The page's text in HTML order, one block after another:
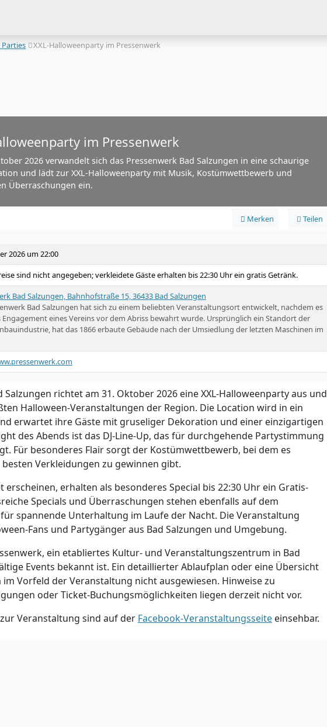
Parties XXL-Halloweenparty im Pressenwerk
im Pressenwerk
2026 verwandelt sich das Pressenwerk Bad Salzungen in eine schaurige
und lädt zur XXL-Halloweenparty mit Musik, Kostümwettbewerb und
Überraschungen ein.
Merken Teilen
2026 um 22:00
sind nicht angegeben; verkleidete Gäste erhalten bis 22:30 Uhr ein gratis Getränk.
Bad Salzungen, Bahnhofstraße 15, 36433 Bad Salzungen
Bad Salzungen hat sich zu einem beliebten Veranstaltungsort entwickelt, nachdem es
Engagement eines Vereins vor dem Abriss bewahrt wurde. Ursprünglich ein Standort der
hat das 1866 erbaute Gebäude nach der Umsiedlung der letzten Maschinen im
Salzungen richtet am 31. Oktober 2026 eine XXL-Halloweenparty aus und
Halloween-Veranstaltungen der Region. Die Location wird in ein
erwartet ihre Gäste mit gruseliger Dekoration und einer einzigartigen
des Abends ist das DJ-Line-Up, das für durchgehende Partystimmung
Für besonderes Flair sorgt der Kostümwettbewerb, bei dem es
Verkleidungen zu gewinnen gibt.
erscheinen, erhalten als besonderes Special bis 22:30 Uhr ein Gratis-
Specials und Überraschungen stehen ebenfalls auf dem
spannende Unterhaltung im Laufe der Nacht. Die Veranstaltung
Fans und Partygänger aus Bad Salzungen und Umgebung.
ein etabliertes Kultur- und Veranstaltungszentrum in Bad
Events bekannt ist. Ein detaillierter Ablaufplan oder eine Übersicht
im Vorfeld der Veranstaltung nicht ausgewiesen. Hinweise zu
oder Ticket-Buchungsmöglichkeiten liegen derzeit nicht vor.
Veranstaltung sind auf der Facebook-Veranstaltungsseite einsehbar.